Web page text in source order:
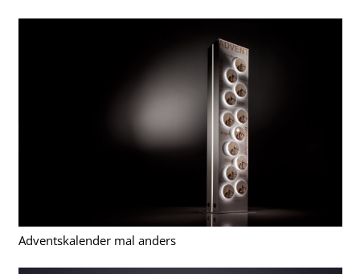
Adventskalender mal anders